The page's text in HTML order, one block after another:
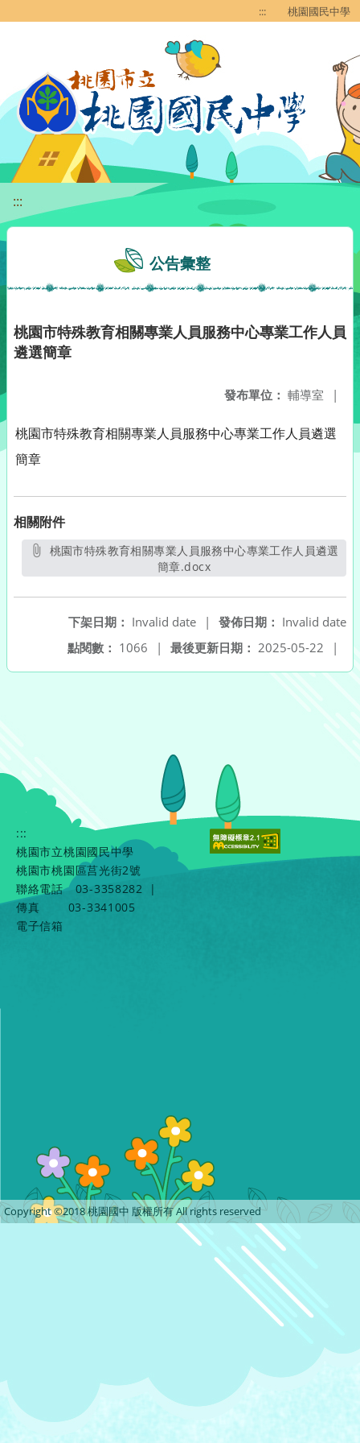
::: 桃園國民中學
:::
公告彙整
桃園市特殊教育相關專業人員服務中心專業工作人員
遴選簡章
發布單位： 輔導室 |
桃園市特殊教育相關專業人員服務中心專業工作人員遴選
簡章
相關附件
簡章.docx另開新視窗
發佈日期： Invalid date
下架日期： Invalid date
|
最後更新日期： 2025-05-22 |
點閱數： 1066 |
:::
桃園市立桃園國民中學
桃園市桃園區莒光街2號
聯絡電話
03-3358282
|
傳真
03-3341005
電子信箱
Copyright ©2018 桃園國中 版權所有 All rights reserved